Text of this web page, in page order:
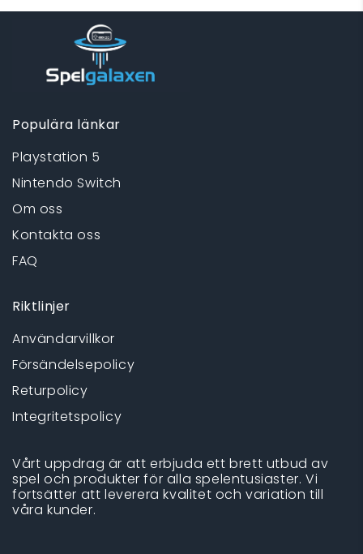
Populära länkar
Playstation 5
Nintendo Switch
Om oss
Kontakta oss
FAQ
Riktlinjer
Användarvillkor
Försändelsepolicy
Returpolicy
Integritetspolicy
Vårt uppdrag är att erbjuda ett brett utbud av
spel och produkter för alla spelentusiaster. Vi
fortsätter att leverera kvalitet och variation till
våra kunder.